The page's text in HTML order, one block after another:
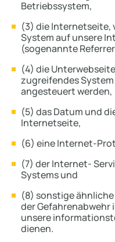
Betriebssystem,
(3) die Internetseite,
System auf unsere
(sogenannte
(4) die
zugreifendes
angesteuert werden,
(5) das Datum und
Internetseite,
(6) eine Internet-
(7) der Internet-
Systems und
(8) sonstige
der Gefahrenabwehr
unsere
dienen.